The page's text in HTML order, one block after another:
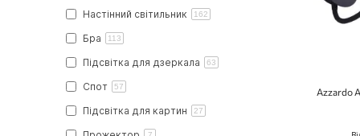
Azzardo
Настінний світильник 162
Бра 113
Підсвітка для дзеркала 63
Спот 57
Підсвітка для картин 27